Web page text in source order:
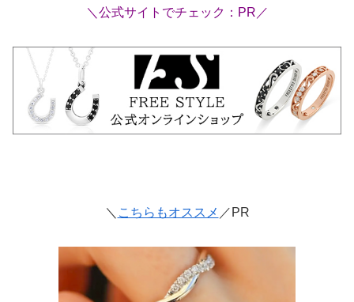
＼公式サイトでチェック：PR／
＼ こちらもオススメ ／PR